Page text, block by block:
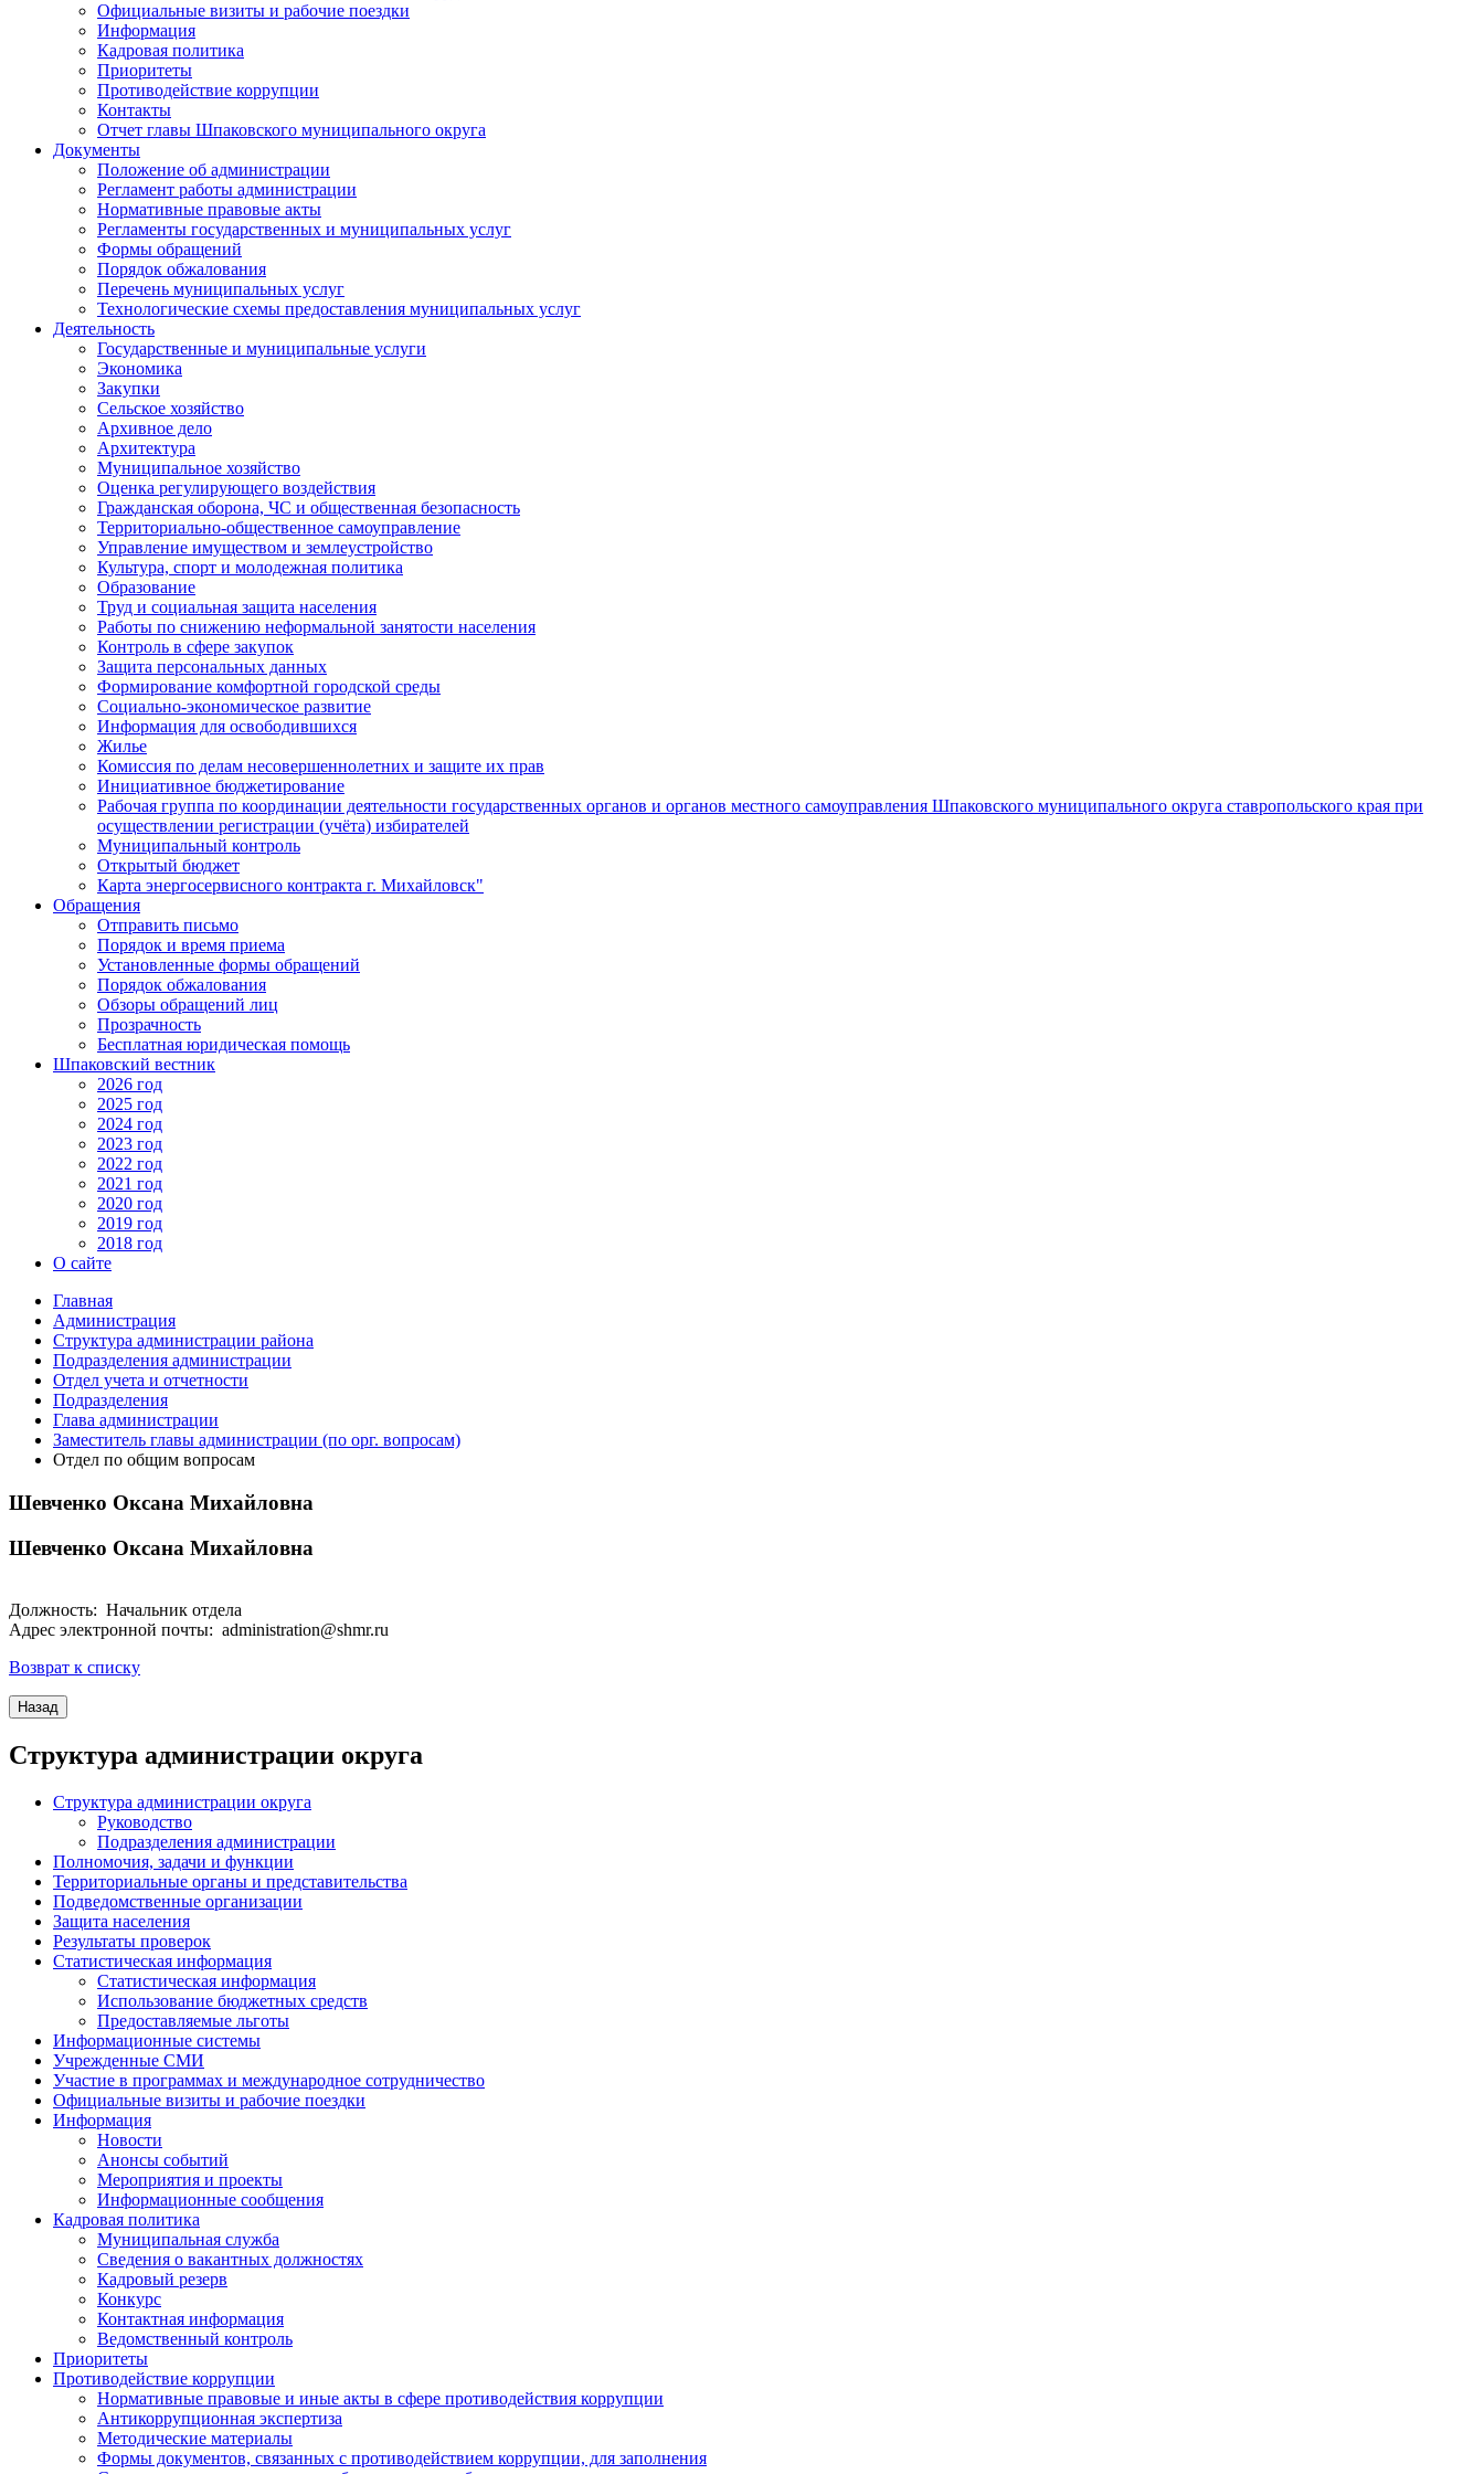
Официальные визиты и рабочие поездки
Информация
Кадровая политика
Приоритеты
Противодействие коррупции
Контакты
Отчет главы Шпаковского муниципального округа
Документы
Положение об администрации
Регламент работы администрации
Нормативные правовые акты
Регламенты государственных и муниципальных услуг
Формы обращений
Порядок обжалования
Перечень муниципальных услуг
Технологические схемы предоставления муниципальных услуг
Деятельность
Государственные и муниципальные услуги
Экономика
Закупки
Сельское хозяйство
Архивное дело
Архитектура
Муниципальное хозяйство
Оценка регулирующего воздействия
Гражданская оборона, ЧС и общественная безопасность
Территориально-общественное самоуправление
Управление имуществом и землеустройство
Культура, спорт и молодежная политика
Образование
Труд и социальная защита населения
Работы по снижению неформальной занятости населения
Контроль в сфере закупок
Защита персональных данных
Формирование комфортной городской среды
Социально-экономическое развитие
Информация для освободившихся
Жилье
Комиссия по делам несовершеннолетних и защите их прав
Инициативное бюджетирование
Рабочая группа по координации деятельности государственных органов и органов местного самоуправления Шпаковского муниципального округа ставропольского края при
осуществлении регистрации (учёта) избирателей
Муниципальный контроль
Открытый бюджет
Карта энергосервисного контракта г. Михайловск"
Обращения
Отправить письмо
Порядок и время приема
Установленные формы обращений
Порядок обжалования
Обзоры обращений лиц
Прозрачность
Бесплатная юридическая помощь
Шпаковский вестник
2026 год
2025 год
2024 год
2023 год
2022 год
2021 год
2020 год
2019 год
2018 год
О сайте
Главная
Администрация
Структура администрации района
Подразделения администрации
Отдел учета и отчетности
Подразделения
Глава администрации
Заместитель главы администрации (по орг. вопросам)
Отдел по общим вопросам
Шевченко Оксана Михайловна
Шевченко Оксана Михайловна
Должность: Начальник отдела
Адрес электронной почты: administration@shmr.ru
Возврат к списку
Структура администрации округа
Структура администрации округа
Руководство
Подразделения администрации
Полномочия, задачи и функции
Территориальные органы и представительства
Подведомственные организации
Защита населения
Результаты проверок
Статистическая информация
Статистическая информация
Использование бюджетных средств
Предоставляемые льготы
Информационные системы
Учрежденные СМИ
Участие в программах и международное сотрудничество
Официальные визиты и рабочие поездки
Информация
Новости
Анонсы событий
Мероприятия и проекты
Информационные сообщения
Кадровая политика
Муниципальная служба
Сведения о вакантных должностях
Кадровый резерв
Конкурс
Контактная информация
Ведомственный контроль
Приоритеты
Противодействие коррупции
Нормативные правовые и иные акты в сфере противодействия коррупции
Антикоррупционная экспертиза
Методические материалы
Формы документов, связанных с противодействием коррупции, для заполнения